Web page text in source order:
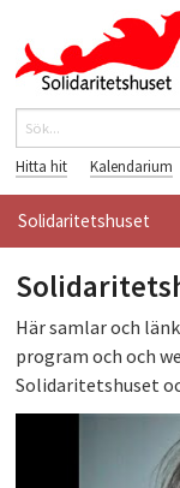
Hoppa till
Hitta hit Kalendarium
Solidaritetshuset
HEM
OM OSS
FÖRENINGAR
Här samlar och
program och och
Solidaritetshuset